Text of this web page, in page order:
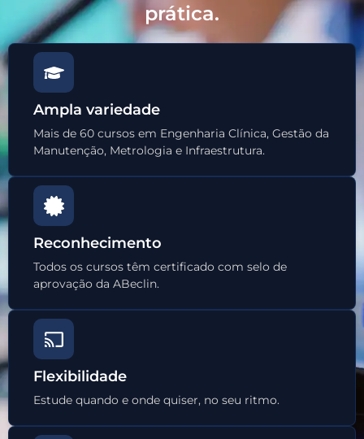
prática.
Ampla variedade
Mais de 60 cursos em Engenharia Clínica, Gestão da
Manutenção, Metrologia e Infraestrutura.
Reconhecimento
Todos os cursos têm certificado com selo de
aprovação da ABeclin.
Flexibilidade
Estude quando e onde quiser, no seu ritmo.